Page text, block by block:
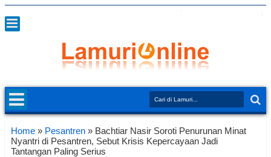
Home » Pesantren » Bachtiar Nasir Soroti Penurunan Minat
Nyantri di Pesantren, Sebut Krisis Kepercayaan Jadi
Tantangan Paling Serius